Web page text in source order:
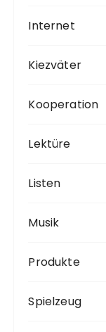
Internet
Kiezväter
Kooperation
Lektüre
Listen
Musik
Produkte
Spielzeug